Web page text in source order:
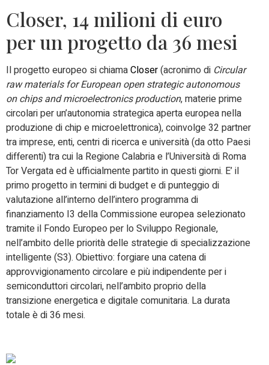
Closer, 14 milioni di euro
per un progetto da 36 mesi
Il progetto europeo si chiamaCloser(acronimo di Circular
raw materials for European open strategic autonomous
on chips and microelectronics production, materie prime
circolari per un’autonomia strategica aperta europea nella
produzione di chip e microelettronica), coinvolge 32 partner
tra imprese, enti, centri di ricerca e università (da otto Paesi
differenti) tra cui la Regione Calabria e l’Università di Roma
Tor Vergata ed è ufficialmente partito in questi giorni. E’ il
primo progetto in termini di budget e di punteggio di
valutazione all’interno dell’intero programma di
finanziamento I3 della Commissione europea selezionato
tramite il Fondo Europeo per lo Sviluppo Regionale,
nell’ambito delle priorità delle strategie di specializzazione
intelligente (S3). Obiettivo: forgiare una catena di
approvvigionamento circolare e più indipendente per i
semiconduttori circolari, nell’ambito proprio della
transizione energetica e digitale comunitaria. La durata
totale è di 36 mesi.